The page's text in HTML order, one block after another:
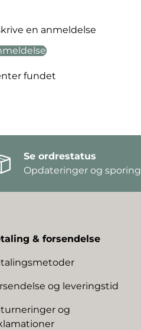
en anmeldelse
fundet
Se ordrestatus
Opdateringer og sporing
& forsendelse
og leveringstid
og